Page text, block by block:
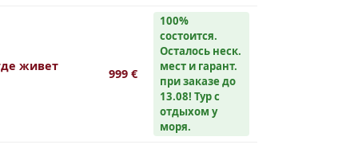
живет
999 €
100%
cостоится.
Осталось неск.
мест и гарант.
при заказе до
13.08! Тур с
отдыхом у
моря.